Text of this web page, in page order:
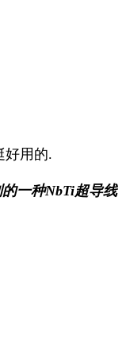
好用的.
一种NbTi超导线